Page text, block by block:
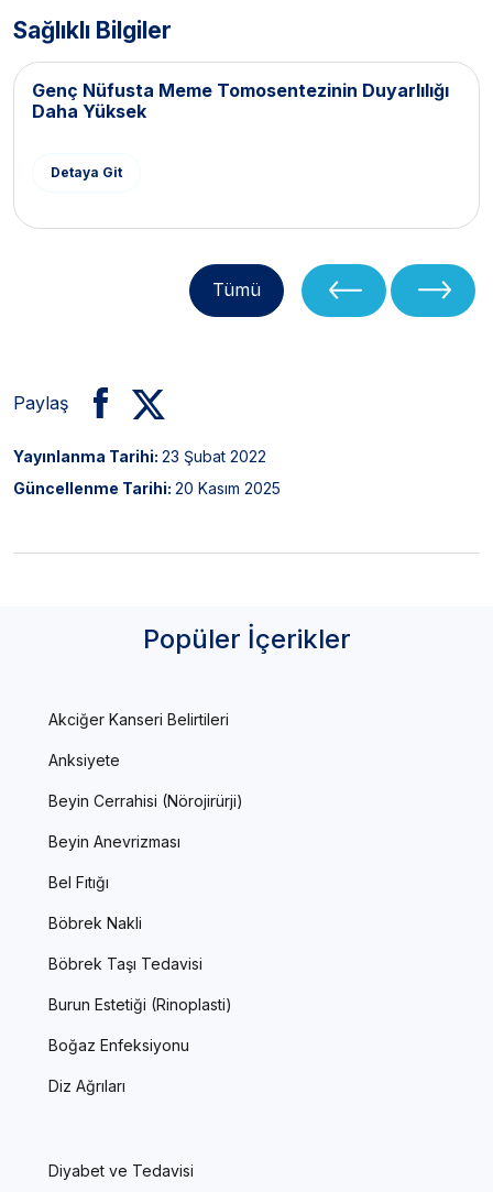
Sağlıklı Bilgiler
Genç Nüfusta Meme Tomosentezinin Duyarlılığı
Daha Yüksek
Detaya Git
Tümü
Paylaş
Yayınlanma Tarihi: 23 Şubat 2022
Güncellenme Tarihi: 20 Kasım 2025
Popüler İçerikler
Akciğer Kanseri Belirtileri
Anksiyete
Beyin Cerrahisi (Nörojirürji)
Beyin Anevrizması
Bel Fıtığı
Böbrek Nakli
Böbrek Taşı Tedavisi
Burun Estetiği (Rinoplasti)
Boğaz Enfeksiyonu
Diz Ağrıları
Diyabet ve Tedavisi